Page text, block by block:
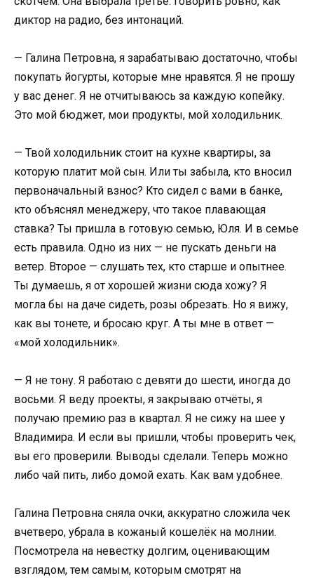
диктор на радио, без интонаций.
— Галина Петровна, я зарабатываю достаточно, чтобы
покупать йогурты, которые мне нравятся. Я не прошу
у вас денег. Я не отчитываюсь за каждую копейку.
Это мой бюджет, мои продукты, мой холодильник.
— Твой холодильник стоит на кухне квартиры, за
которую платит мой сын. Или ты забыла, кто вносил
первоначальный взнос? Кто сидел с вами в банке,
кто объяснял менеджеру, что такое плавающая
ставка? Ты пришла в готовую семью, Юля. И в семье
есть правила. Одно из них — не пускать деньги на
ветер. Второе — слушать тех, кто старше и опытнее.
Ты думаешь, я от хорошей жизни сюда хожу? Я
могла бы на даче сидеть, розы обрезать. Но я вижу,
как вы тонете, и бросаю круг. А ты мне в ответ —
«мой холодильник».
— Я не тону. Я работаю с девяти до шести, иногда до
восьми. Я веду проекты, я закрываю отчёты, я
получаю премию раз в квартал. Я не сижу на шее у
Владимира. И если вы пришли, чтобы проверить чек,
вы его проверили. Выводы сделали. Теперь можно
либо чай пить, либо домой ехать. Как вам удобнее.
Галина Петровна сняла очки, аккуратно сложила чек
вчетверо, убрала в кожаный кошелёк на молнии.
Посмотрела на невестку долгим, оценивающим
взглядом, тем самым, которым смотрят на